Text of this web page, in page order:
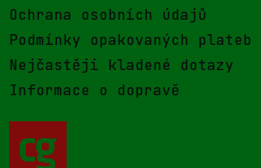
Ochrana osobních údajů
Podmínky opakovaných plateb
Nejčastěji kladené dotazy
Informace o dopravě